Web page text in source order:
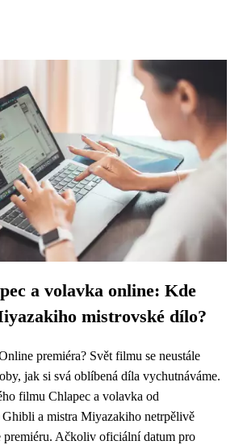
a volavka online: Kde
mistrovské dílo?
premiéra? Svět filmu se neustále
jak si svá oblíbená díla vychutnáváme.
filmu Chlapec a volavka od
a mistra Miyazakiho netrpělivě
Ačkoliv oficiální datum pro